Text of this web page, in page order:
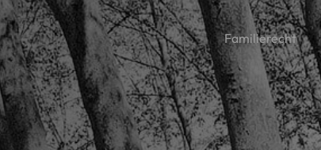
Familierecht